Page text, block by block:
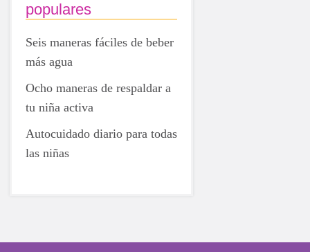
populares
Seis maneras fáciles de beber
más agua
Ocho maneras de respaldar a
tu niña activa
Autocuidado diario para todas
las niñas